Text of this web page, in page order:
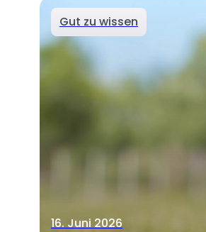
Gut zu wissen
16. Juni 2026